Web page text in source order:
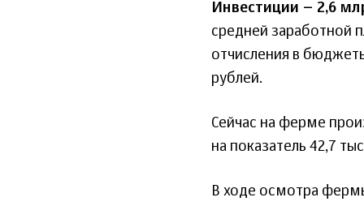
Инвестиции – 2,6
средней заработной
отчисления в
рублей.
Сейчас на ферме
на показатель 42,7
В ходе осмотра